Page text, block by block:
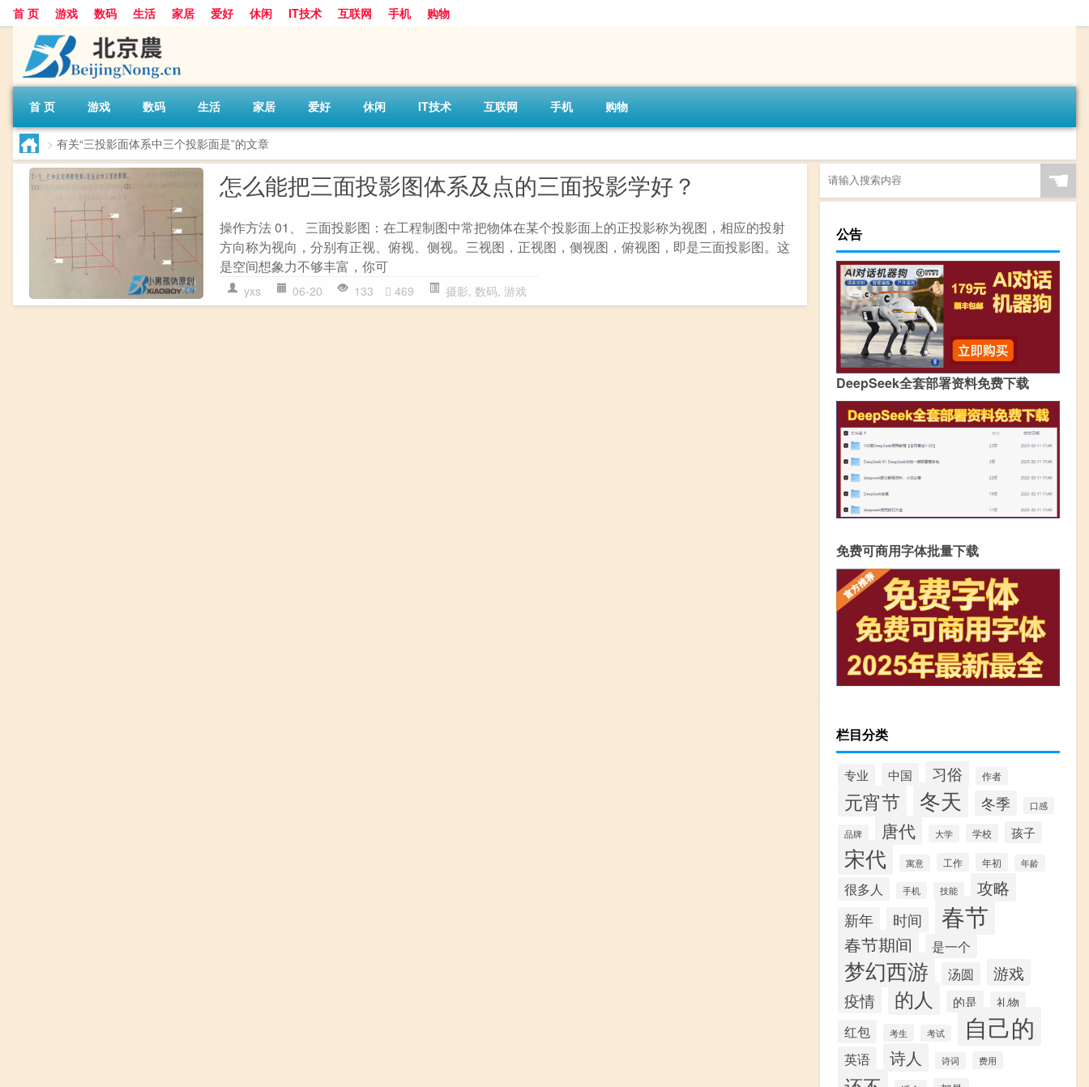
首 页 游戏 数码 生活 家居 爱好 休闲 IT技术 互联网 手机 购物
首 页 游戏 数码 生活 家居 爱好 休闲 IT技术 互联网 手机 购物
> 有关“三投影面体系中三个投影面是”的文章
怎么能把三面投影图体系及点的三面投影学好？
操作方法 01、 三面投影图：在工程制图中常把物体在某个投影面上的正投影称为视图，相应的投射
方向称为视向，分别有正视、俯视、侧视。三视图，正视图，侧视图，俯视图，即是三面投影图。这
是空间想象力不够丰富，你可
yxs 06-20 133 469 摄影, 数码, 游戏
☚
公告
DeepSeek全套部署资料免费下载
免费可商用字体批量下载
栏目分类
专业 中国 习俗 作者
元宵节 冬天 冬季 口感
品牌 唐代 大学 学校 孩子
宋代 寓意 工作 年初 年龄
很多人 手机 技能 攻略
新年 时间 春节
春节期间 是一个
梦幻西游 汤圆
游戏
疫情
的人 的是 礼物
红包 考生 考试 自己的
英语 诗人 诗词 费用